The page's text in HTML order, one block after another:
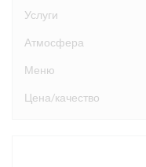
Услуги
Атмосфера
Меню
Цена/качество